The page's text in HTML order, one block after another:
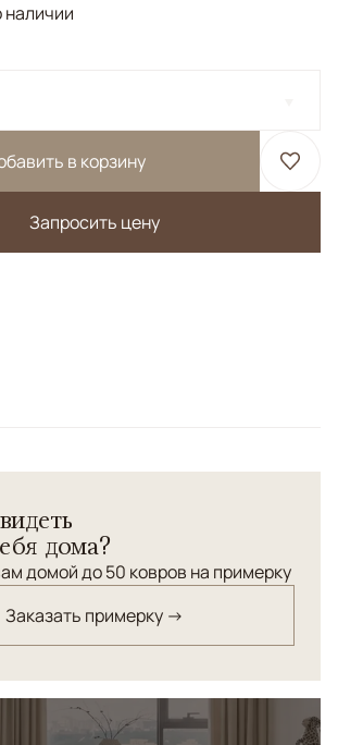
наличии
в корзину
Запросить цену
дома?
домой до 50 ковров на примерку
Заказать примерку →